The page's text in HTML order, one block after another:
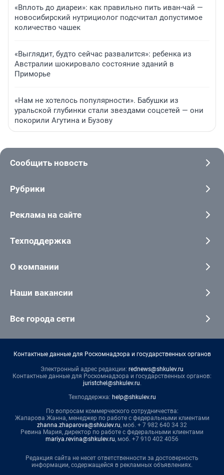
«Вплоть до диареи»: как правильно пить иван-чай —
новосибирский нутрициолог подсчитал допустимое
количество чашек
«Выглядит, будто сейчас развалится»: ребенка из
Австралии шокировало состояние зданий в
Приморье
«Нам не хотелось популярности». Бабушки из
уральской глубинки стали звездами соцсетей — они
покорили Агутина и Бузову
Сообщить новость
Рубрики
Реклама на сайте
Техподдержка
О компании
Наши вакансии
Все города сети
Контактные данные для Роскомнадзора и государственных органов
Электронный адрес редакции: rednews@shkulev.ru
Контактные данные для Роскомнадзора и государственных органов:
juristchel@shkulev.ru.
Техподдержка: help@shkulev.ru
По вопросам коммерческого сотрудничества:
Жапарова Жанна, менеджер по работе с федеральными клиентами
zhanna.zhaparova@shkulev.ru, моб. + 7 982 640 34 32
Ревина Мария, директор по работе с федеральными клиентами
mariya.revina@shkulev.ru, моб. +7 910 402 4056
Редакция сайта не несет ответственности за достоверность
информации, содержащейся в рекламных объявлениях.